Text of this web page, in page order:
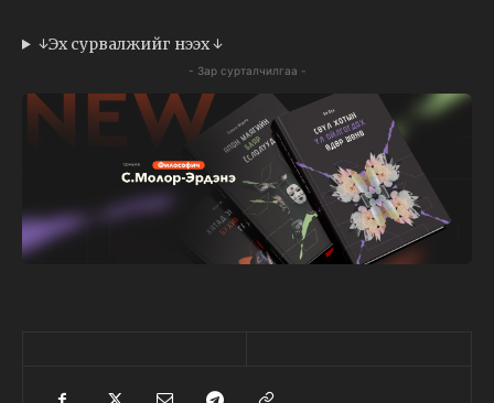
↓Эх сурвалжийг нээх ↓
- Зар сурталчилгаа -